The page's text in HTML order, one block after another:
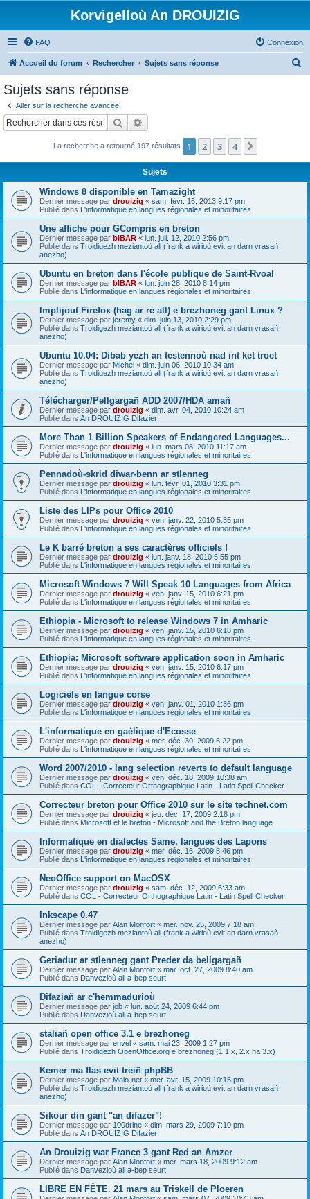
Korvigelloù An DROUIZIG
FAQ Connexion
Accueil du forum Rechercher Sujets sans réponse
c
Sujets sans réponse
Aller sur la recherche avancée
Rechercher
La recherche a retourné 197 résultats 1 2 3 4
Sujets
Windows 8 disponible en Tamazight
Dernier message par drouizig « sam. févr. 16, 2013 9:17 pm
Publié dans L'informatique en langues régionales et minoritaires
Une affiche pour GCompris en breton
Dernier message par bIBAR « lun. juil. 12, 2010 2:56 pm
Publié dans Troidigezh meziantoù all (frank a wirioù evit an darn vrasañ
anezho)
Ubuntu en breton dans l'école publique de Saint-Rvoal
Dernier message par bIBAR « lun. juin 28, 2010 8:14 pm
Publié dans L'informatique en langues régionales et minoritaires
Implijout Firefox (hag ar re all) e brezhoneg gant Linux ?
Dernier message par jeremy « dim. juin 13, 2010 2:29 pm
Publié dans Troidigezh meziantoù all (frank a wirioù evit an darn vrasañ
anezho)
Ubuntu 10.04: Dibab yezh an testennoù nad int ket troet
Dernier message par Michel « dim. juin 06, 2010 10:34 am
Publié dans Troidigezh meziantoù all (frank a wirioù evit an darn vrasañ
anezho)
Télécharger/Pellgargañ ADD 2007/HDA amañ
Dernier message par drouizig « dim. avr. 04, 2010 10:24 am
Publié dans An DROUIZIG Difazier
More Than 1 Billion Speakers of Endangered Languages...
Dernier message par drouizig « lun. mars 08, 2010 11:17 am
Publié dans L'informatique en langues régionales et minoritaires
Pennadoù-skrid diwar-benn ar stlenneg
Dernier message par drouizig « lun. févr. 01, 2010 3:31 pm
Publié dans L'informatique en langues régionales et minoritaires
Liste des LIPs pour Office 2010
Dernier message par drouizig « ven. janv. 22, 2010 5:35 pm
Publié dans L'informatique en langues régionales et minoritaires
Le K barré breton a ses caractères officiels !
Dernier message par drouizig « lun. janv. 18, 2010 5:55 pm
Publié dans L'informatique en langues régionales et minoritaires
Microsoft Windows 7 Will Speak 10 Languages from Africa
Dernier message par drouizig « ven. janv. 15, 2010 6:21 pm
Publié dans L'informatique en langues régionales et minoritaires
Ethiopia - Microsoft to release Windows 7 in Amharic
Dernier message par drouizig « ven. janv. 15, 2010 6:18 pm
Publié dans L'informatique en langues régionales et minoritaires
Ethiopia: Microsoft software application soon in Amharic
Dernier message par drouizig « ven. janv. 15, 2010 6:17 pm
Publié dans L'informatique en langues régionales et minoritaires
Logiciels en langue corse
Dernier message par drouizig « ven. janv. 01, 2010 1:36 pm
Publié dans L'informatique en langues régionales et minoritaires
L'informatique en gaélique d'Ecosse
Dernier message par drouizig « mer. déc. 30, 2009 6:22 pm
Publié dans L'informatique en langues régionales et minoritaires
Word 2007/2010 - lang selection reverts to default language
Dernier message par drouizig « ven. déc. 18, 2009 10:38 am
Publié dans COL - Correcteur Orthographique Latin - Latin Spell Checker
Correcteur breton pour Office 2010 sur le site technet.com
Dernier message par drouizig « jeu. déc. 17, 2009 2:18 pm
Publié dans Microsoft et le breton - Microsoft and the Breton language
Informatique en dialectes Same, langues des Lapons
Dernier message par drouizig « mer. déc. 16, 2009 5:46 pm
Publié dans L'informatique en langues régionales et minoritaires
NeoOffice support on MacOSX
Dernier message par drouizig « sam. déc. 12, 2009 6:33 am
Publié dans COL - Correcteur Orthographique Latin - Latin Spell Checker
Inkscape 0.47
Dernier message par Alan Monfort « mer. nov. 25, 2009 7:18 am
Publié dans Troidigezh meziantoù all (frank a wirioù evit an darn vrasañ
anezho)
Geriadur ar stlenneg gant Preder da bellgargañ
Dernier message par Alan Monfort « mar. oct. 27, 2009 8:40 am
Publié dans Danvezioù all a-bep seurt
Difaziañ ar c'hemmadurioù
Dernier message par job « lun. août 24, 2009 6:44 pm
Publié dans Danvezioù all a-bep seurt
staliañ open office 3.1 e brezhoneg
Dernier message par envel « sam. mai 23, 2009 1:27 pm
Publié dans Troidigezh OpenOffice.org e brezhoneg (1.1.x, 2.x ha 3.x)
Kemer ma flas evit treiñ phpBB
Dernier message par Malo-net « mer. avr. 15, 2009 10:15 pm
Publié dans Troidigezh meziantoù all (frank a wirioù evit an darn vrasañ
anezho)
Sikour din gant "an difazer"!
Dernier message par 100drine « dim. mars 29, 2009 7:10 pm
Publié dans An DROUIZIG Difazier
An Drouizig war France 3 gant Red an Amzer
Dernier message par Alan Monfort « mer. mars 18, 2009 9:12 am
Publié dans Danvezioù all a-bep seurt
LIBRE EN FÊTE. 21 mars au Triskell de Ploeren